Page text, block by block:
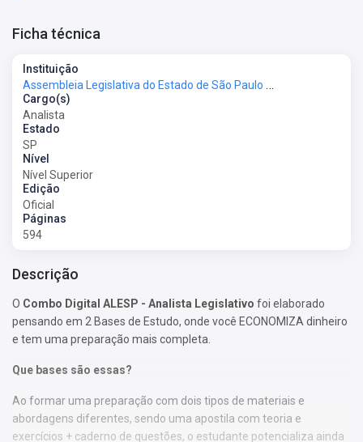
Ficha técnica
Instituição
Assembleia Legislativa do Estado de São Paulo - ALESP
Cargo(s)
Analista
Estado
SP
Nível
Nível Superior
Edição
Oficial
Páginas
594
Descrição
O Combo Digital ALESP - Analista Legislativo foi elaborado
pensando em 2 Bases de Estudo, onde você ECONOMIZA dinheiro
e tem uma preparação mais completa.
Que bases são essas?
Ao formar uma preparação com dois tipos de materiais e
abordagens diferentes, sendo uma apostila com teoria e
exercícios + caderno de questões, o estudante potencializa ainda